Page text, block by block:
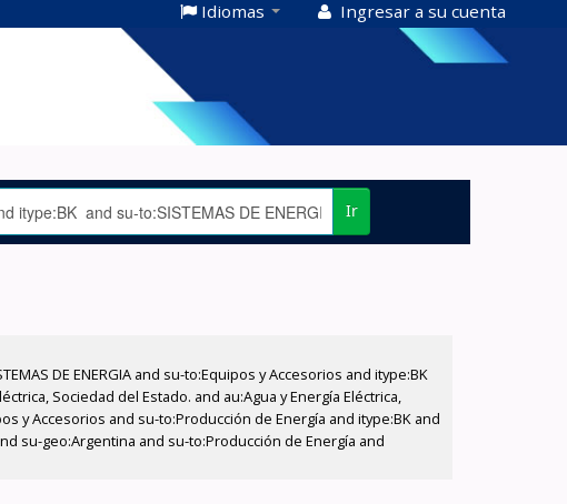
Idiomas Ingresar a su cuenta
Ir
DE ENERGIA and su-to:Equipos y Accesorios and itype:BK
Sociedad del Estado. and au:Agua y Energía Eléctrica,
y Accesorios and su-to:Producción de Energía and itype:BK and
su-geo:Argentina and su-to:Producción de Energía and